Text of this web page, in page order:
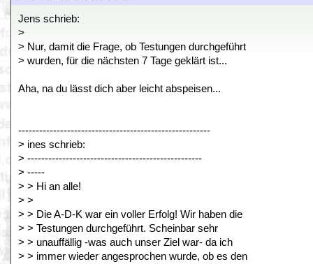
Jens schrieb:
>
> Nur, damit die Frage, ob Testungen durchgeführt
> wurden, für die nächsten 7 Tage geklärt ist...
Aha, na du lässt dich aber leicht abspeisen...
-------------------------------------------------------
> ines schrieb:
> --------------------------------------------------
> -----
> > Hi an alle!
> >
> > Die A-D-K war ein voller Erfolg! Wir haben die
> > Testungen durchgeführt. Scheinbar sehr
> > unauffällig -was auch unser Ziel war- da ich
> > immer wieder angesprochen wurde, ob es den